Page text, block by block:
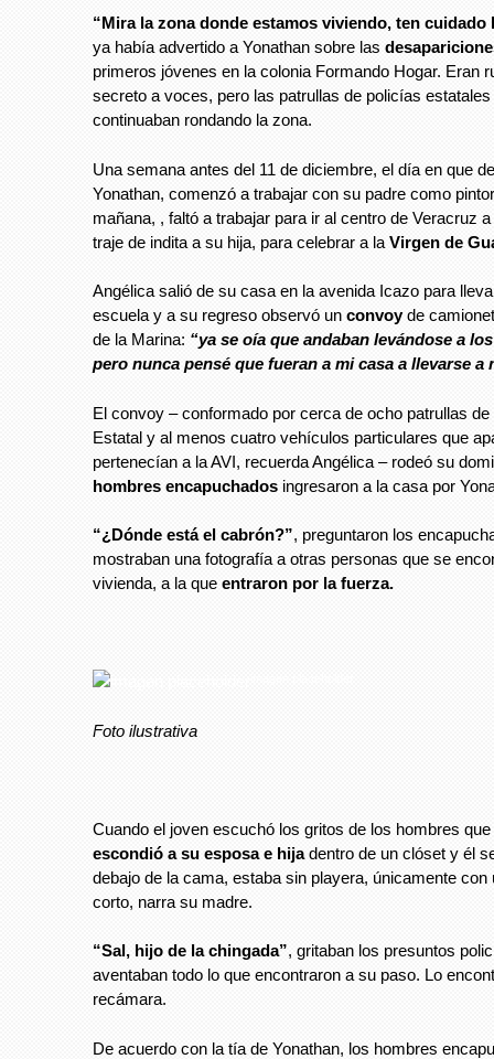
“Mira la zona donde estamos viviendo, ten cuidado
ya había advertido a Yonathan sobre las
primeros jóvenes en la colonia Formando Hogar. Eran
secreto a voces, pero las patrullas de policías
continuaban rondando la zona.
Una semana antes del 11 de diciembre, el día en que
Yonathan, comenzó a trabajar con su padre como
mañana, , faltó a trabajar para ir al centro de Veracruz
traje de indita a su hija, para celebrar a la Virgen de
Angélica salió de su casa en la avenida Icazo para
escuela y a su regreso observó un convoyde
de la Marina: “ya se oía que andaban levándose a
pero nunca pensé que fueran a mi casa a llevarse a
El convoy – conformado por cerca de ocho patrullas
Estatal y al menos cuatro vehículos particulares que
pertenecían a la AVI, recuerda Angélica – rodeó su
hombres encapuchados ingresaron a la casa por
“¿Dónde está el cabrón?”, preguntaron los
mostraban una fotografía a otras personas que se
vivienda, a la que entraron por la fuerza.
Foto ilustrativa
Cuando el joven escuchó los gritos de los hombres
escondió a su esposa e hijadentro de un clóset y él
debajo de la cama, estaba sin playera, únicamente con
corto, narra su madre.
“Sal, hijo de la chingada”, gritaban los presuntos
aventaban todo lo que encontraron a su paso. Lo
recámara.
De acuerdo con la tía de Yonathan, los hombres